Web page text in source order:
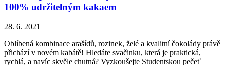
100% udržitelným kakaem
28. 6. 2021
Oblíbená kombinace arašídů, rozinek, želé a kvalitní čokolády právě
přichází v novém kabátě! Hledáte svačinku, která je praktická,
rychlá, a navíc skvěle chutná? Vyzkoušejte Studentskou pečeť